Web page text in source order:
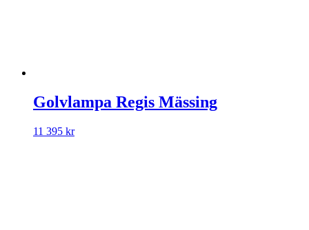
Golvlampa Regis Mässing
11 395 kr